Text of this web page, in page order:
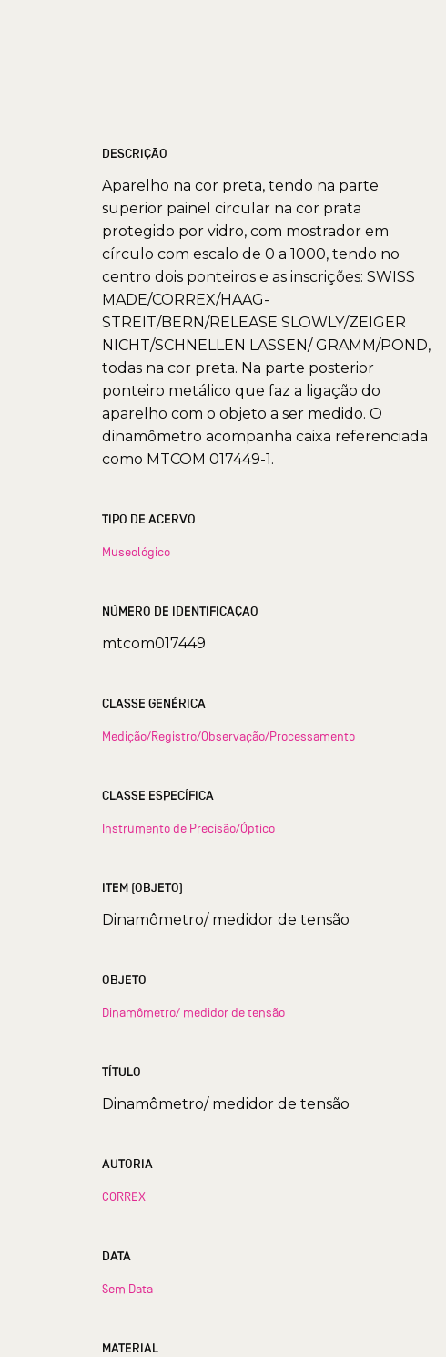
DESCRIÇÃO
Aparelho na cor preta, tendo na parte
superior painel circular na cor prata
protegido por vidro, com mostrador em
círculo com escalo de 0 a 1000, tendo no
centro dois ponteiros e as inscrições: SWISS
MADE/CORREX/HAAG-
STREIT/BERN/RELEASE SLOWLY/ZEIGER
NICHT/SCHNELLEN LASSEN/ GRAMM/POND,
todas na cor preta. Na parte posterior
ponteiro metálico que faz a ligação do
aparelho com o objeto a ser medido. O
dinamômetro acompanha caixa referenciada
como MTCOM 017449-1.
TIPO DE ACERVO
Museológico
NÚMERO DE IDENTIFICAÇÃO
mtcom017449
CLASSE GENÉRICA
Medição/Registro/Observação/Processamento
CLASSE ESPECÍFICA
Instrumento de Precisão/Óptico
ITEM (OBJETO)
Dinamômetro/ medidor de tensão
OBJETO
Dinamômetro/ medidor de tensão
TÍTULO
Dinamômetro/ medidor de tensão
AUTORIA
CORREX
DATA
Sem Data
MATERIAL